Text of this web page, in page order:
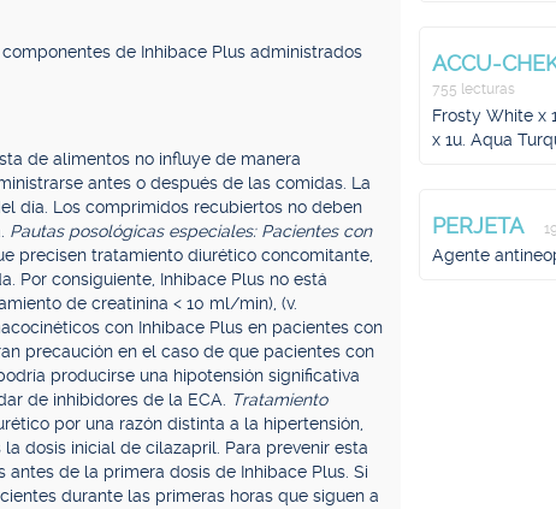
de Inhibace Plus administrados
de alimentos no influye de manera
antes o después de las comidas. La
día. Los comprimidos recubiertos no deben
Pautas posológicas especiales: Pacientes con
precisen tratamiento diurético concomitante,
Por consiguiente, Inhibace Plus no está
de creatinina < 10 ml/min), (v.
con Inhibace Plus en pacientes con
precaución en el caso de que pacientes con
producirse una hipotensión significativa
de inhibidores de la ECA.
Tratamiento
por una razón distinta a la hipertensión,
dosis inicial de cilazapril. Para prevenir esta
de la primera dosis de Inhibace Plus. Si
durante las primeras horas que siguen a
ACCU-
755 lecturas
Frosty White x
x 1u. Aqua
PERJETA
Agente